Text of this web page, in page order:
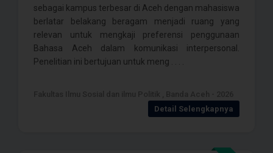
sebagai kampus terbesar di Aceh dengan mahasiswa
berlatar belakang beragam menjadi ruang yang
relevan untuk mengkaji preferensi penggunaan
Bahasa Aceh dalam komunikasi interpersonal.
Penelitian ini bertujuan untuk meng . . . .
Detail Selengkapnya